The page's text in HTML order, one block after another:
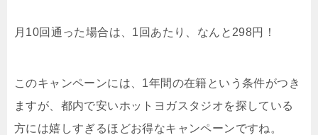
月10回通った場合は、1回あたり、なんと298円！
このキャンペーンには、1年間の在籍という条件がつき
ますが、都内で安いホットヨガスタジオを探している
方には嬉しすぎるほどお得なキャンペーンですね。